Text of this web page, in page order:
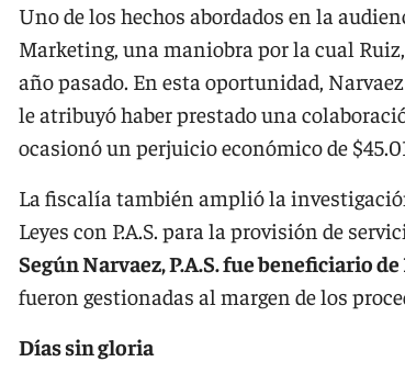
Uno de los hechos abordados en la
Marketing, una maniobra por la cual
año pasado. En esta oportunidad,
le atribuyó haber prestado una
ocasionó un perjuicio económico de
La fiscalía también amplió la
Leyes con P.A.S. para la provisión de
Según Narvaez, P.A.S. fue beneficiario
fueron gestionadas al margen de los
Días sin gloria